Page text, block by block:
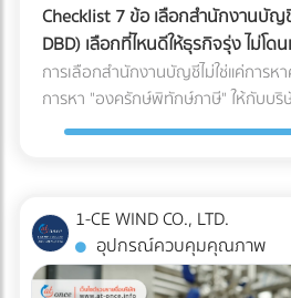
Checklist 7 ข้อ เลือกสำนักงานบั
DBD) เลือกที่ไหนดีให้ธุรกิจรุ่ง ไม่โด
การเลือกสำนักงานบัญชีไม่ใช่แค่การห
การหา "องครักษ์พิทักษ์ภาษี" ให้กับบ
ต้องปิดตัวลงหรือเสียกำไรมหาศาลเพี
คุ้มค่าและปลอดภัยที่สุด
1-CE WIND CO., LTD.
อุปกรณ์ควบคุมคุณภาพ